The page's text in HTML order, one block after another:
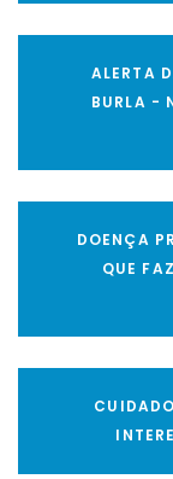
ALERTA
BURLA -
DOENÇA
QUE